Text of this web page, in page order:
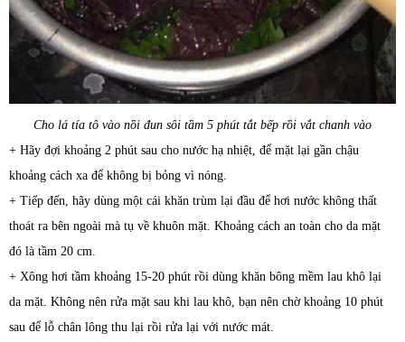
Cho lá tía tô vào nồi đun sôi tầm 5 phút tắt bếp rồi vắt chanh vào
+ Hãy đợi khoảng 2 phút sau cho nước hạ nhiệt, để mặt lại gần chậu
khoảng cách xa để không bị bỏng vì nóng.
+ Tiếp đến, hãy dùng một cái khăn trùm lại đầu để hơi nước không thất
thoát ra bên ngoài mà tụ về khuôn mặt. Khoảng cách an toàn cho da mặt
đó là tầm 20 cm.
+ Xông hơi tầm khoảng 15-20 phút rồi dùng khăn bông mềm lau khô lại
da mặt. Không nên rửa mặt sau khi lau khô, bạn nên chờ khoảng 10 phút
sau để lỗ chân lông thu lại rồi rửa lại với nước mát.